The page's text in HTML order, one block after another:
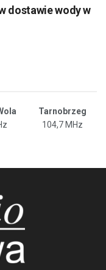
dostawie wody w
Tarnobrzeg
104,7 MHz